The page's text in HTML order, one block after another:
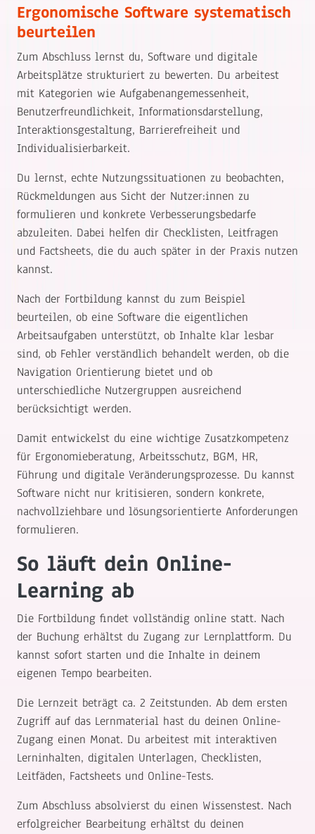
Ergonomische Software systematisch
beurteilen
Zum Abschluss lernst du, Software und digitale
Arbeitsplätze strukturiert zu bewerten. Du arbeitest
mit Kategorien wie Aufgabenangemessenheit,
Benutzerfreundlichkeit, Informationsdarstellung,
Interaktionsgestaltung, Barrierefreiheit und
Individualisierbarkeit.
Du lernst, echte Nutzungssituationen zu beobachten,
Rückmeldungen aus Sicht der Nutzer:innen zu
formulieren und konkrete Verbesserungsbedarfe
abzuleiten. Dabei helfen dir Checklisten, Leitfragen
und Factsheets, die du auch später in der Praxis nutzen
kannst.
Nach der Fortbildung kannst du zum Beispiel
beurteilen, ob eine Software die eigentlichen
Arbeitsaufgaben unterstützt, ob Inhalte klar lesbar
sind, ob Fehler verständlich behandelt werden, ob die
Navigation Orientierung bietet und ob
unterschiedliche Nutzergruppen ausreichend
berücksichtigt werden.
Damit entwickelst du eine wichtige Zusatzkompetenz
für Ergonomieberatung, Arbeitsschutz, BGM, HR,
Führung und digitale Veränderungsprozesse. Du kannst
Software nicht nur kritisieren, sondern konkrete,
nachvollziehbare und lösungsorientierte Anforderungen
formulieren.
So läuft dein Online-
Learning ab
Die Fortbildung findet vollständig online statt. Nach
der Buchung erhältst du Zugang zur Lernplattform. Du
kannst sofort starten und die Inhalte in deinem
eigenen Tempo bearbeiten.
Die Lernzeit beträgt ca. 2 Zeitstunden. Ab dem ersten
Zugriff auf das Lernmaterial hast du deinen Online-
Zugang einen Monat. Du arbeitest mit interaktiven
Lerninhalten, digitalen Unterlagen, Checklisten,
Leitfäden, Factsheets und Online-Tests.
Zum Abschluss absolvierst du einen Wissenstest. Nach
erfolgreicher Bearbeitung erhältst du deinen